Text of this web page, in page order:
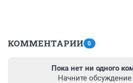
КОММЕНТАРИИ 0
Пока нет ни одного
Начните